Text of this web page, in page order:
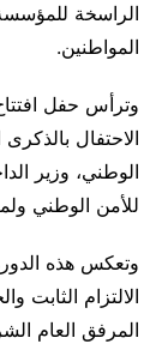
الراسخة
المواطنين.
وترأس حفل
الوطني، وزير
للأمن الوطني
الالتزام الثابت
المرفق العام